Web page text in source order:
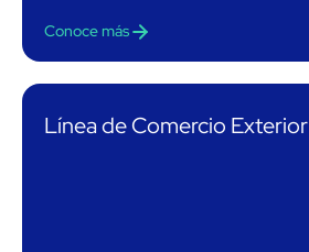
Conoce más
Línea de Comercio Exterior